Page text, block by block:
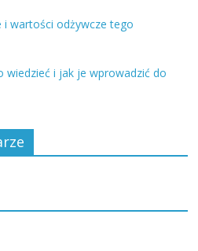
i wartości odżywcze tego
wiedzieć i jak je wprowadzić do